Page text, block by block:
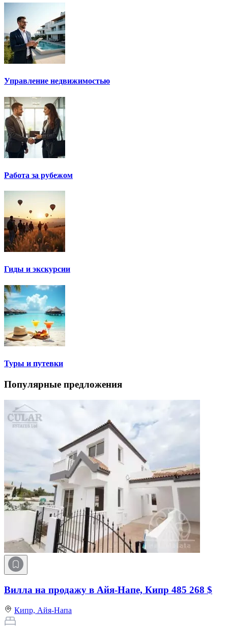
Управление недвижимостью
Работа за рубежом
Гиды и экскурсии
Туры и путевки
Популярные предложения
Вилла на продажу в Айя-Напе, Кипр 485 268 $
Кипр, Айя-Напа